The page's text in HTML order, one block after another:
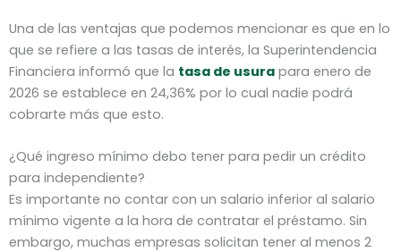
Una de las ventajas que podemos mencionar es que en lo
que se refiere a las tasas de interés, la Superintendencia
Financiera informó que la tasa de usura para enero de
2026 se establece en 24,36% por lo cual nadie podrá
cobrarte más que esto.
¿Qué ingreso mínimo debo tener para pedir un crédito
para independiente?
Es importante no contar con un salario inferior al salario
mínimo vigente a la hora de contratar el préstamo. Sin
embargo, muchas empresas solicitan tener al menos 2